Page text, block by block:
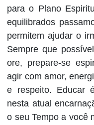
para o Plano
equilibrados
permitem ajudar o
Sempre que
ore, prepare-se
agir com amor,
e respeito. Educar
nesta atual
o seu Tempo a você